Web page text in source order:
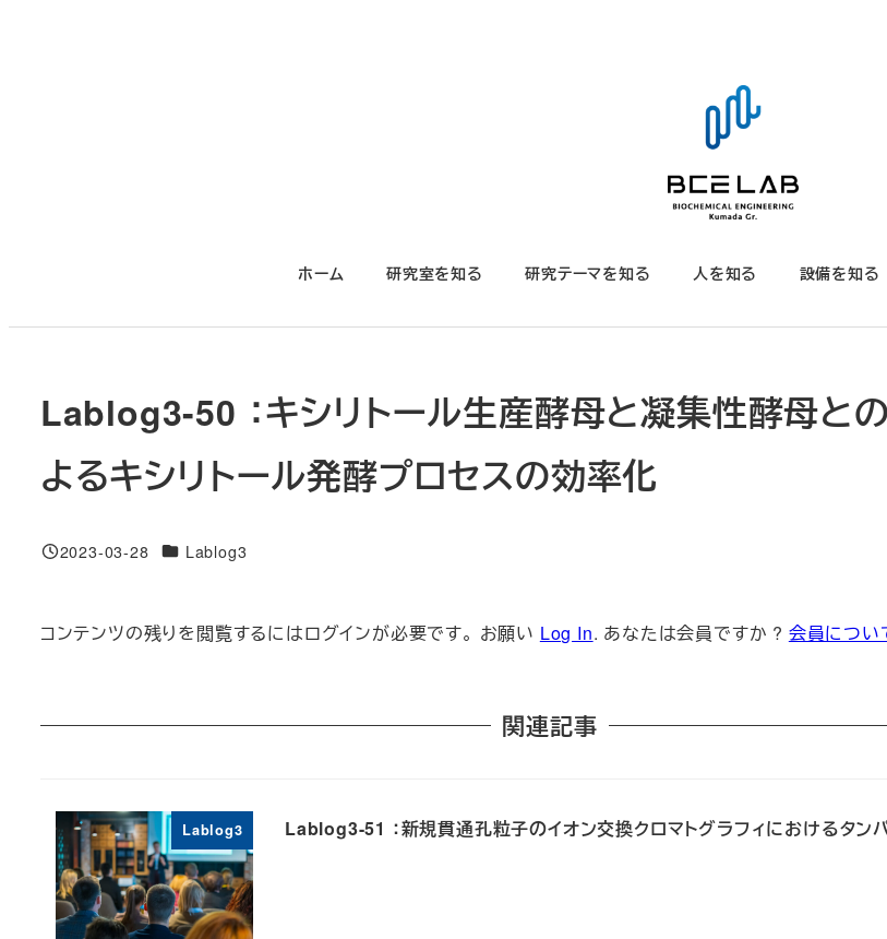
ホーム 研究室を知る 研究テーマを知る 人を知る 設備を知る
Lablog3-50 ：キシリトール生産酵母と凝集性酵母と
よるキシリトール発酵プロセスの効率化
投稿日
2023-03-28 対象DBLablog3
コンテンツの残りを閲覧するにはログインが必要です。 お願い Log In. あなたは会員ですか ? 会員につい
関連記事
Lablog3 Lablog3-51 ：新規貫通孔粒子のイオン交換クロマトグラフィにおけるタン